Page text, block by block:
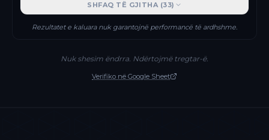
SHFAQ TË GJITHA (33)
Rezultatet e kaluara nuk garantojnë performancë të ardhshme.
Nuk shesim ëndrra. Ndërtojmë tregtar-ë.
Verifiko në Google Sheet